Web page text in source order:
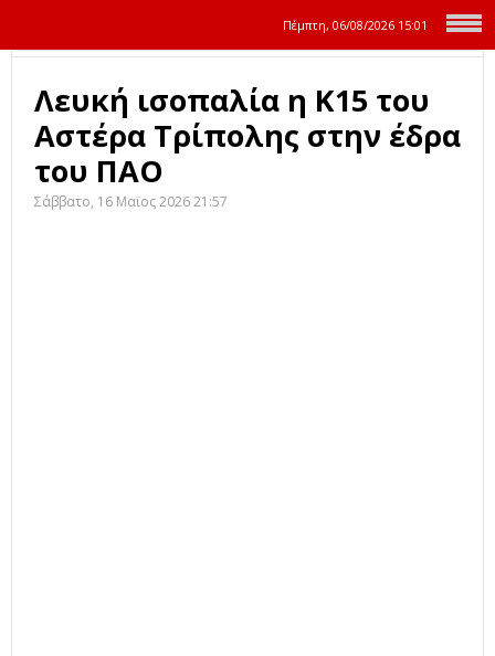
Πέμπτη, 06/08/2026 15:01
Λευκή ισοπαλία η Κ15 του
Αστέρα Τρίπολης στην έδρα
του ΠΑΟ
Σάββατο, 16 Μαϊος 2026 21:57